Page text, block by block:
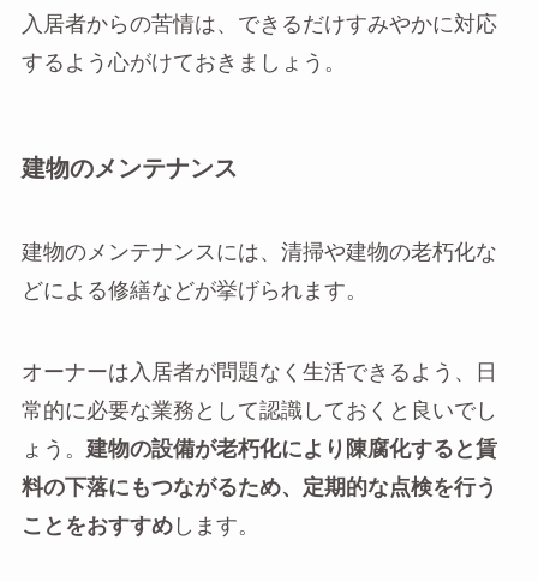
入居者からの苦情は、できるだけすみやかに対応
するよう心がけておきましょう。
建物のメンテナンス
建物のメンテナンスには、清掃や建物の老朽化な
どによる修繕などが挙げられます。
オーナーは入居者が問題なく生活できるよう、日
常的に必要な業務として認識しておくと良いでし
ょう。 建物の設備が老朽化により陳腐化すると賃
料の下落にもつながるため、定期的な点検を行う
ことをおすすめします。